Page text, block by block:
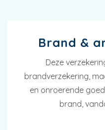
Brand &
Deze
brandverzekering,
en onroerende
brand,